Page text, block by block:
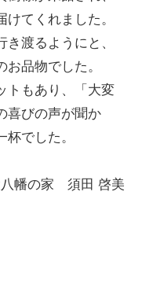
てくれました。
渡るようにと、
品物でした。
トもあり、「大変
喜びの声が聞か
でした。
八幡の家 須田 啓美